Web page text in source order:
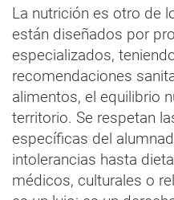
La nutrición es otro de
están diseñados por
especializados,
recomendaciones
alimentos, el equilibrio
territorio. Se respetan
específicas del
intolerancias hasta
médicos, culturales o